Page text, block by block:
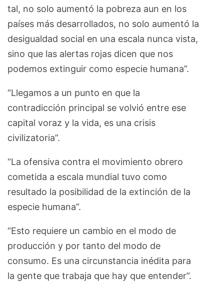
tal, no solo aumentó la pobreza aun en los
países más desarrollados, no solo aumentó la
desigualdad social en una escala nunca vista,
sino que las alertas rojas dicen que nos
podemos extinguir como especie humana”.
“Llegamos a un punto en que la
contradicción principal se volvió entre ese
capital voraz y la vida, es una crisis
civilizatoria”.
“La ofensiva contra el movimiento obrero
cometida a escala mundial tuvo como
resultado la posibilidad de la extinción de la
especie humana”.
“Esto requiere un cambio en el modo de
producción y por tanto del modo de
consumo. Es una circunstancia inédita para
la gente que trabaja que hay que entender”.